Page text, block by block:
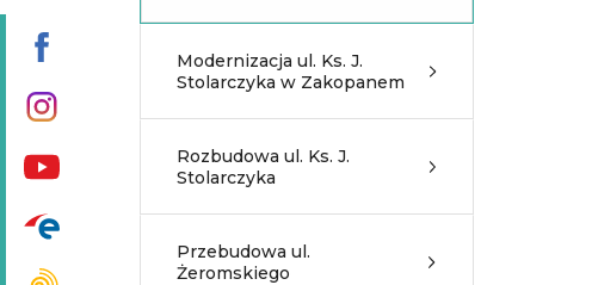
Modernizacja ul. Ks. J.
Stolarczyka w Zakopanem
Rozbudowa ul. Ks. J.
Stolarczyka
Przebudowa ul.
Żeromskiego